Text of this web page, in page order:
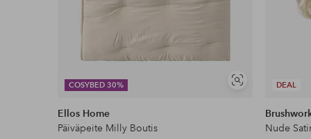
COSYBED 30%
Näytä
Ellos Home
Päiväpeite Milly Boutis
DEAL
Nude